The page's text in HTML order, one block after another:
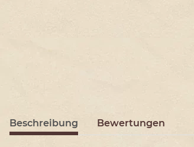
Beschreibung Bewertungen